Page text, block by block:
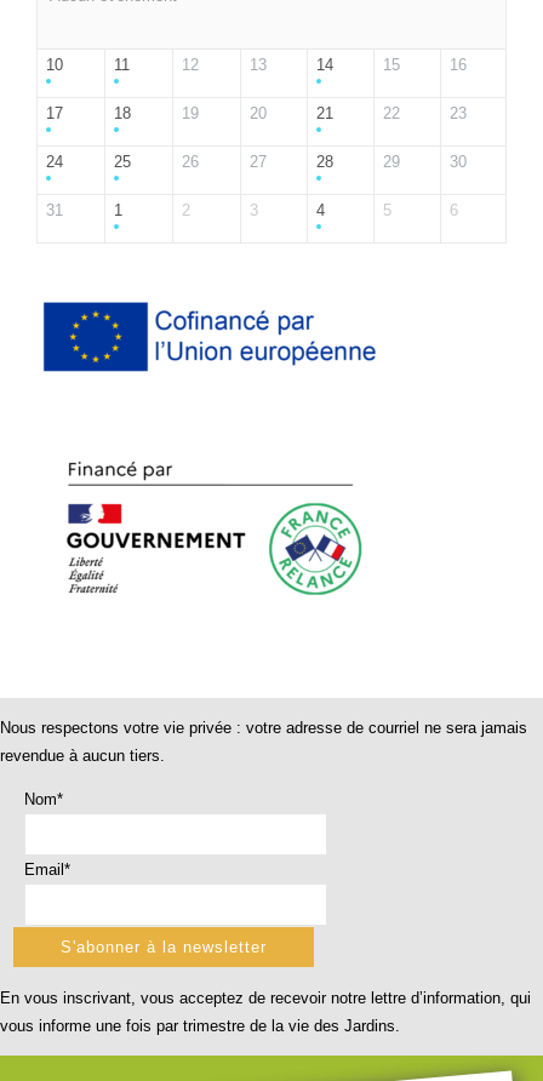
10 11 12 13 14 15 16
17 18 19 20 21 22 23
24 25 26 27 28 29 30
31 1 2 3 4 5 6
Nous respectons votre vie privée : votre adresse de courriel ne sera jamais
revendue à aucun tiers.
Nom*
Email*
En vous inscrivant, vous acceptez de recevoir notre lettre d’information, qui
vous informe une fois par trimestre de la vie des Jardins.